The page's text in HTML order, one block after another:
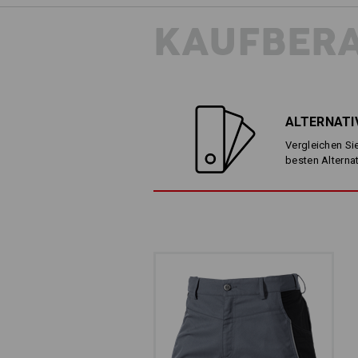
Elastisch und bequem:
für bequemen Sitz und
Vergleichen
besten